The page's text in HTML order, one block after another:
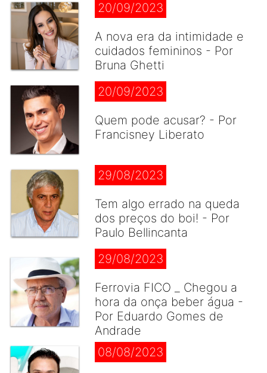
20/09/2023
A nova era da intimidade e
cuidados femininos - Por
Bruna Ghetti
20/09/2023
Quem pode acusar? - Por
Francisney Liberato
29/08/2023
Tem algo errado na queda
dos preços do boi! - Por
Paulo Bellincanta
29/08/2023
Ferrovia FICO _ Chegou a
hora da onça beber água -
Por Eduardo Gomes de
Andrade
08/08/2023